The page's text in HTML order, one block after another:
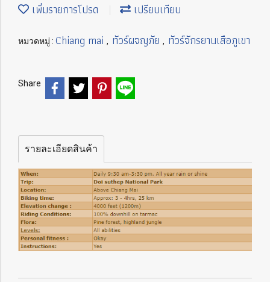
เพิ่มรายการโปรด เปรียบเทียบ
หมวดหมู่ : Chiang mai , ทัวร์ผจญภัย , ทัวร์จักรยานเสือภูเขา
Share
รายละเอียดสินค้า